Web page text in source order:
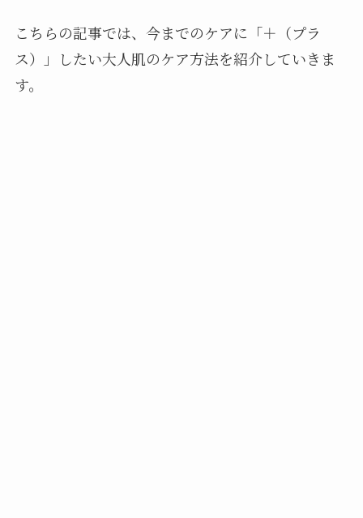
こちらの記事では、今までのケアに「＋（プラ
ス）」したい大人肌のケア方法を紹介していきま
す。